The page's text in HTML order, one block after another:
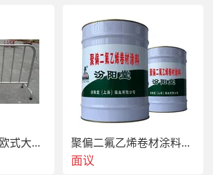
沿着裂缝或裂纹人工凿槽（8cm-10cm
尽量保证槽内圆滑。2、处理槽内浮尘
旧砼的结合 紧密，不会因有浮尘（灰）
化学材料拌合水泥成为快干砼（塑胶
管法缝成无管空腔，保证渗漏水裂隙缝和
通（此工艺为本公司独特施工工艺）。
层改性聚胺酯以防裂渗水，此胶在干燥
在封好槽的表面，有一定的延伸性，防止
开裂，或沉降缝的正常沉降变形，起到防
于沉降缝和涵洞的动态缝，伸缩率
铁艺栏杆，铁艺欧式大门，铁马栏杆 聚偏二氟乙烯卷材涂料，可修复防水防腐层的破损部分。
面议